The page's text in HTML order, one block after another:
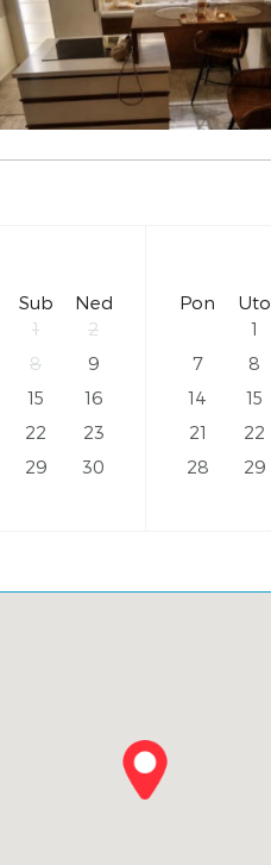
Sub
Ned
1
2
8
9
15
16
22
23
29
30
Pon Uto
1
7
8
14
15
21
22
28
29